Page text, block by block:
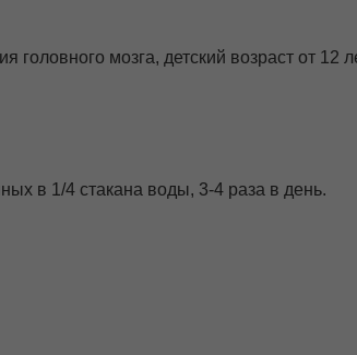
мозга, детский возраст от 12
в 1/4 стакана воды, 3-4 раза в день.